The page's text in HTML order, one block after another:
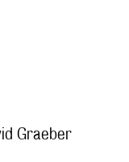
Graeber